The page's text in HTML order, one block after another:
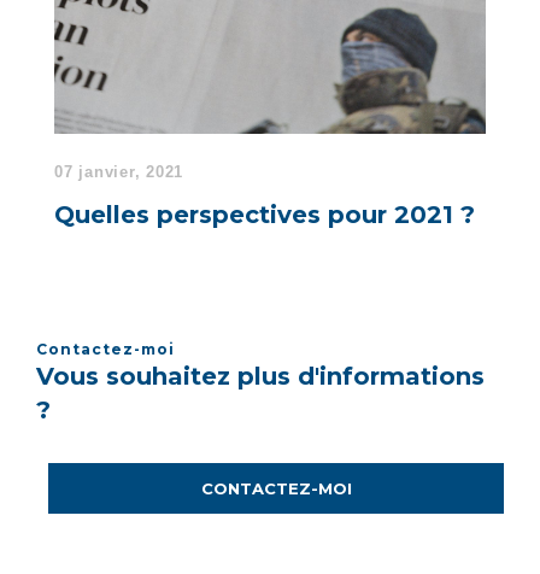
07 janvier, 2021
Quelles perspectives pour 2021 ?
Contactez-moi
Vous souhaitez plus d'informations
?
CONTACTEZ-MOI